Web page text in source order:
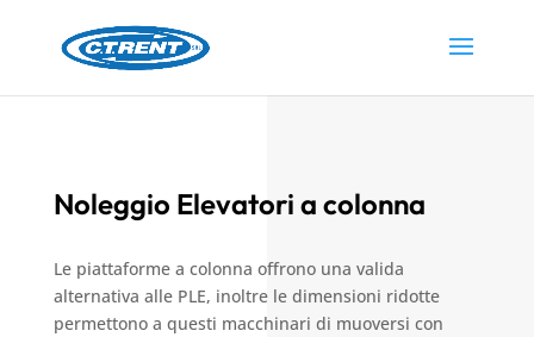
Noleggio Elevatori a colonna
Le piattaforme a colonna offrono una valida
alternativa alle PLE, inoltre le dimensioni ridotte
permettono a questi macchinari di muoversi con